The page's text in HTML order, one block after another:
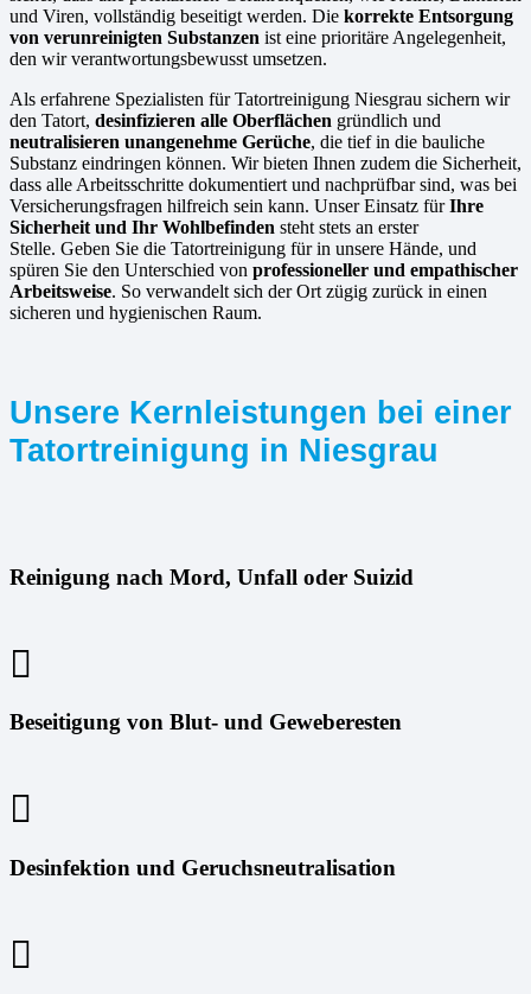
und Viren, vollständig beseitigt werden. Die korrekte Entsorgung
von verunreinigten Substanzen ist eine prioritäre Angelegenheit,
den wir verantwortungsbewusst umsetzen.
Als erfahrene Spezialisten für Tatortreinigung Niesgrau sichern wir
den Tatort, desinfizieren alle Oberflächen gründlich und
neutralisieren unangenehme Gerüche, die tief in die bauliche
Substanz eindringen können. Wir bieten Ihnen zudem die Sicherheit,
dass alle Arbeitsschritte dokumentiert und nachprüfbar sind, was bei
Versicherungsfragen hilfreich sein kann. Unser Einsatz fürIhre
Sicherheit und Ihr Wohlbefinden steht stets an erster
Stelle. Geben Sie die Tatortreinigung für in unsere Hände, und
spüren Sie den Unterschied von professioneller und empathischer
Arbeitsweise. So verwandelt sich der Ort zügig zurück in einen
sicheren und hygienischen Raum.
Unsere Kernleistungen bei einer
Tatortreinigung in Niesgrau
Reinigung nach Mord, Unfall oder Suizid
Beseitigung von Blut- und Geweberesten
Desinfektion und Geruchsneutralisation